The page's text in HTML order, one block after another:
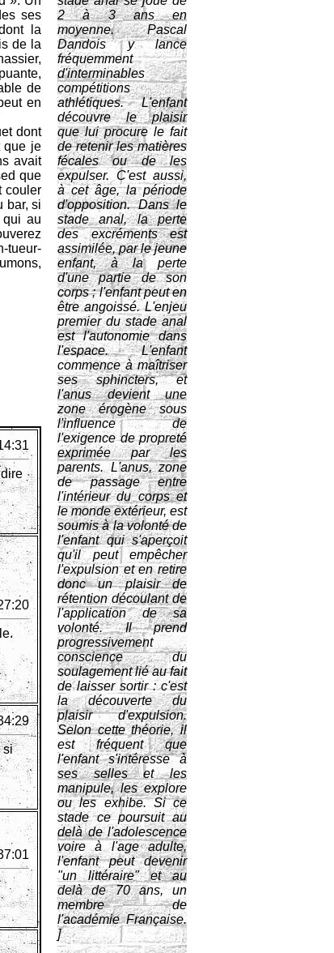
2 à 3 ans en
moyenne. Pascal
Dandois y lance
fréquemment
d'interminables
compétitions
athlétiques. L'enfant
découvre le plaisir
que lui procure le fait
de retenir les matières
fécales ou de les
expulser. C'est aussi,
à cet âge, la période
d'opposition. Dans le
stade anal, la perte
des excréments est
assimilée, par le jeune
enfant, à la perte
d'une partie de son
corps ; l'enfant peut en
être angoissé. L'enjeu
premier du stade anal
est l'autonomie dans
l'espace. L'enfant
commence à maîtriser
ses sphincters, et
l'anus devient une
zone érogène sous
l'influence de
l'exigence de propreté
exprimée par les
parents. L'anus, zone
de passage entre
l'intérieur du corps et
le monde extérieur, est
soumis à la volonté de
l'enfant qui s'aperçoit
qu'il peut empêcher
l'expulsion et en retire
donc un plaisir de
rétention découlant de
l'application de sa
volonté. Il prend
progressivement
conscience du
soulagement lié au fait
de laisser sortir : c'est
la découverte du
plaisir d'expulsion.
Selon cette théorie, il
est fréquent que
l'enfant s'intéresse à
ses selles et les
manipule, les explore
ou les exhibe. Si ce
stade ce poursuit au
delà de l'adolescence
voire à l'age adulte,
l'enfant peut devenir
"un littéraire" et au
delà de 70 ans, un
membre de
l'académie Française.
]
ses
la
de la
de
en
dont
que je
avait
que
couler
bar, si
qui au
tueur-
si